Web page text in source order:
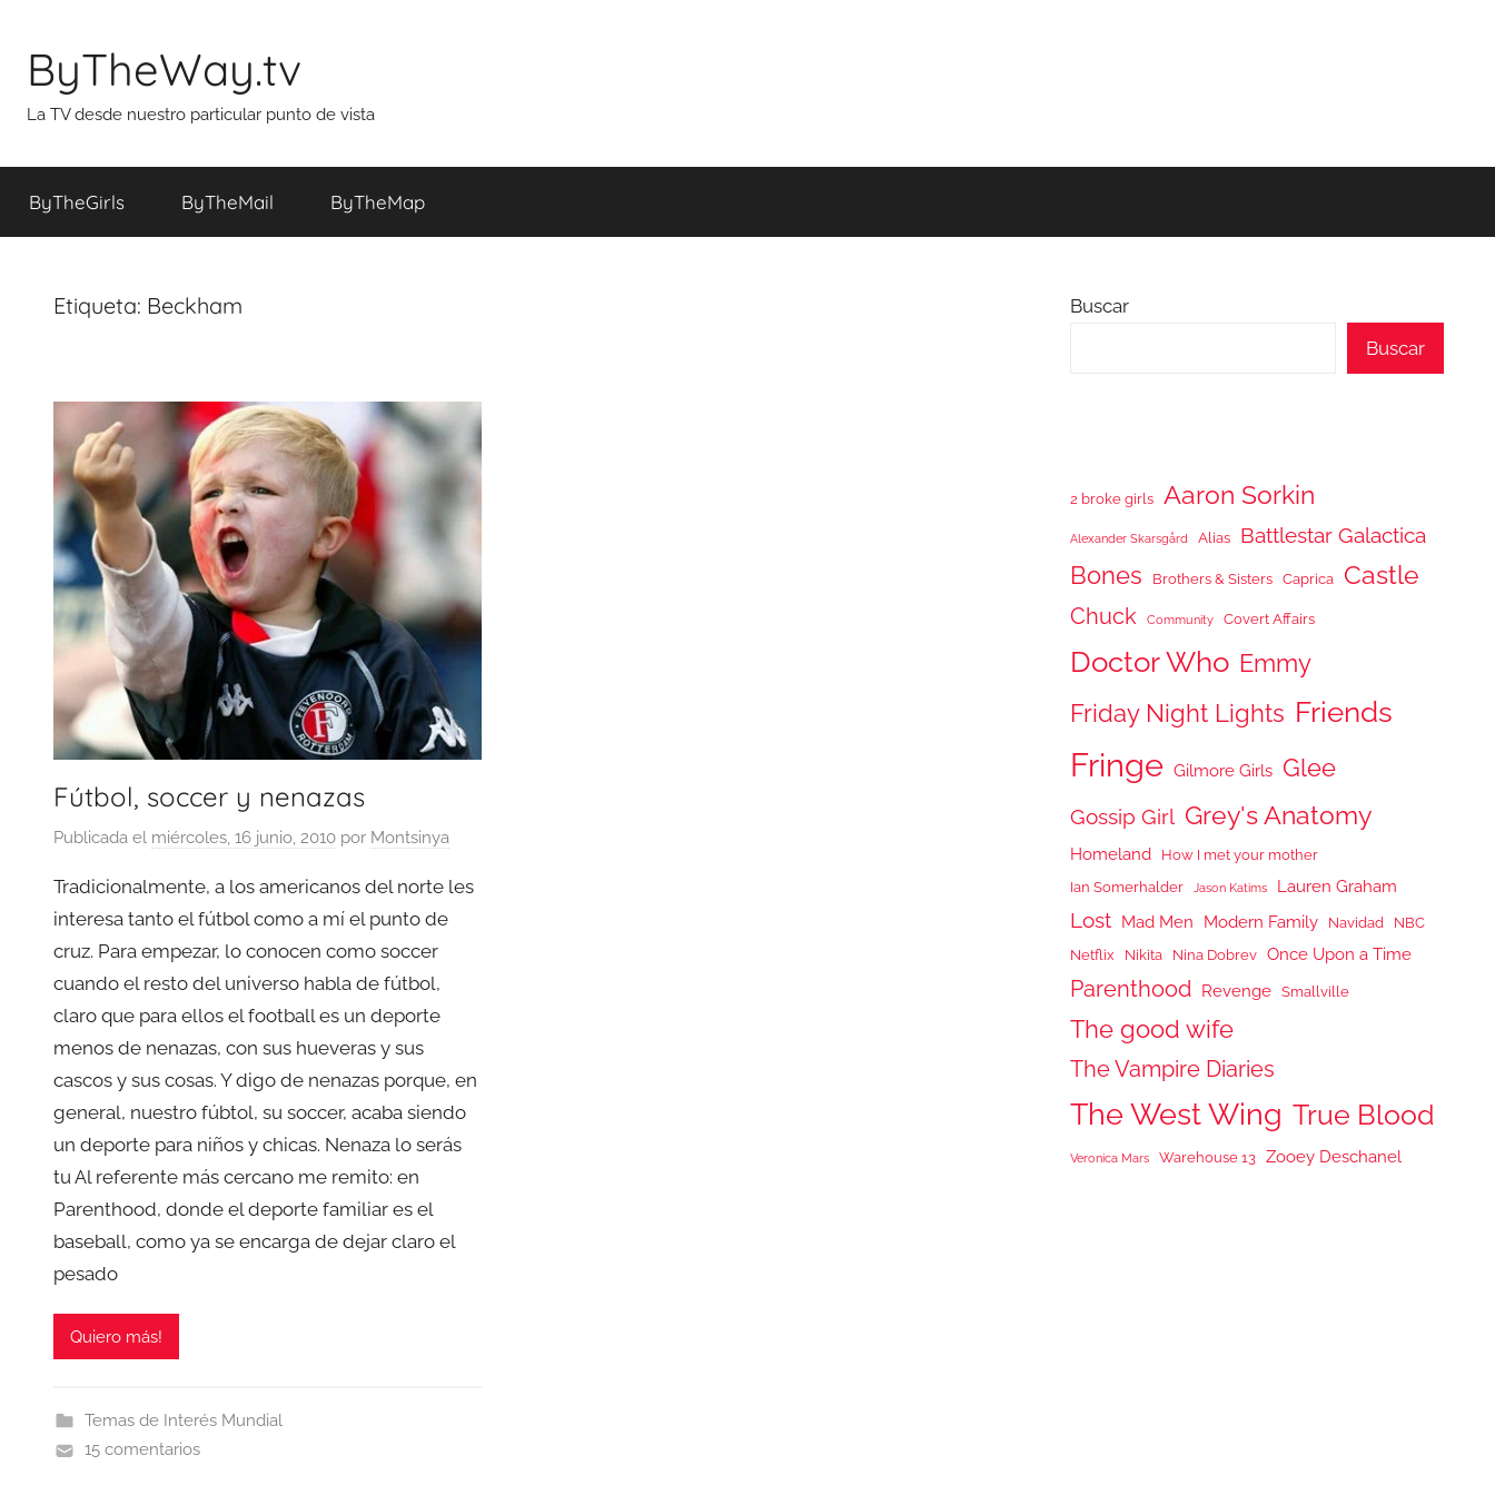
contenido
ByTheWay.tv
La TV desde nuestro particular punto de vista
ByTheGirls ByTheMail ByTheMap
Etiqueta: Beckham
Fútbol, soccer y nenazas
Publicada el miércoles, 16 junio, 2010 por Montsinya
Tradicionalmente, a los americanos del norte les
interesa tanto el fútbol como a mí el punto de
cruz. Para empezar, lo conocen como soccer
cuando el resto del universo habla de fútbol,
claro que para ellos el football es un deporte
menos de nenazas, con sus hueveras y sus
cascos y sus cosas. Y digo de nenazas porque, en
general, nuestro fúbtol, su soccer, acaba siendo
un deporte para niños y chicas. Nenaza lo serás
tu Al referente más cercano me remito: en
Parenthood, donde el deporte familiar es el
baseball, como ya se encarga de dejar claro el
pesado
Quiero más!
Temas de Interés Mundial
15 comentarios
Buscar
Buscar
2 broke girls Aaron Sorkin
Alexander Skarsgård Alias Battlestar Galactica
Bones Brothers & Sisters Caprica Castle
Chuck Community Covert Affairs
Doctor Who Emmy
Friday Night Lights Friends
Fringe Gilmore Girls Glee
Gossip Girl Grey's Anatomy
Homeland
How I met your mother
Ian Somerhalder
Jason Katims Lauren Graham
Lost Mad Men Modern Family Navidad
NBC
Netflix
Nikita Nina Dobrev Once Upon a Time
Parenthood Revenge Smallville
The good wife
The Vampire Diaries
The West Wing True Blood
Veronica Mars Warehouse 13 Zooey Deschanel